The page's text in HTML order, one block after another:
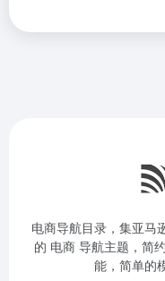
电商导航目录，集亚马
的 电商 导航主题，简
能，简单的